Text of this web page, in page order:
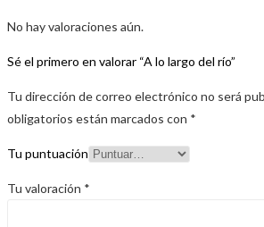
No hay valoraciones aún.
Sé el primero en valorar “A lo largo del río”
Tu dirección de correo electrónico no será
obligatorios están marcados con *
Tu puntuación
Tu valoración *